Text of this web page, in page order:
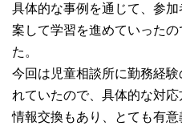
具体的な事例を通じて、参
案して学習を進めていった
た。
今回は児童相談所に勤務経
れていたので、具体的な対
情報交換もあり、とても有